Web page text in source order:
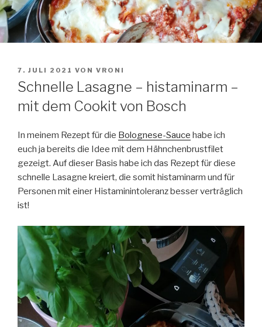
VERÖFFENTLICHT
AM
7. JULI 2021 VON VRONI
Schnelle Lasagne – histaminarm –
mit dem Cookit von Bosch
In meinem Rezept für die Bolognese-Sauce habe ich
euch ja bereits die Idee mit dem Hähnchenbrustfilet
gezeigt. Auf dieser Basis habe ich das Rezept für diese
schnelle Lasagne kreiert, die somit histaminarm und für
Personen mit einer Histaminintoleranz besser verträglich
ist!